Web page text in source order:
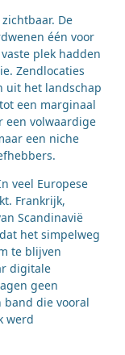
De
één voor
plek hadden
Zendlocaties
uit het landschap
een marginaal
een volwaardige
een niche
veel Europese
Frankrijk,
Scandinavië
het simpelweg
te blijven
digitale
geen
die vooral
werd